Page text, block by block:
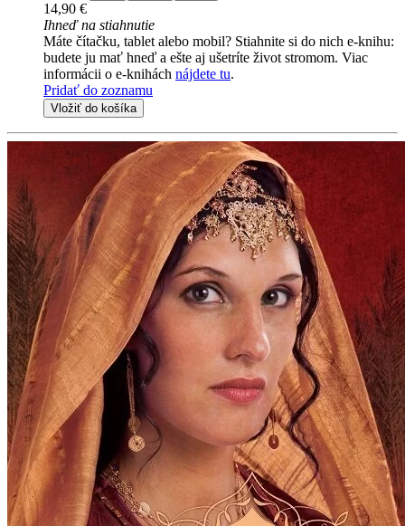
14,90 €
Ihneď na stiahnutie
Máte čítačku, tablet alebo mobil? Stiahnite si do nich e-knihu:
budete ju mať hneď a ešte aj ušetríte život stromom. Viac
informácii o e-knihách nájdete tu.
Pridať do zoznamu
Vložiť do košíka